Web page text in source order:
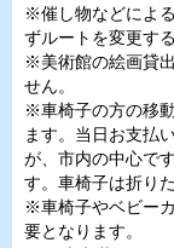
※催し物などによ
ずルートを変更す
※美術館の絵画貸
せん。
※車椅子の方の移
ます。当日お支払
が、市内の中心で
す。車椅子は折り
※車椅子やベビー
要となります。